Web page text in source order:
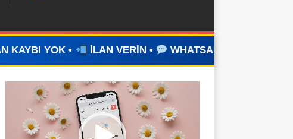
İLAN VERİN • WHATSAPP ÜZERİNDEN İLETİŞİM
oynatıcı